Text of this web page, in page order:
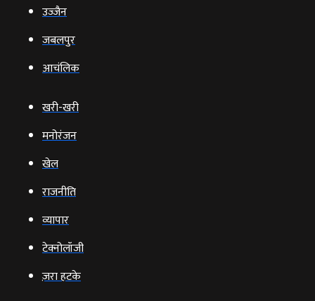
उज्‍जैन
जबलपुर
आचंलिक
खरी-खरी
मनोरंजन
खेल
राजनीति
व्‍यापार
टेक्‍नोलॉजी
ज़रा हटके